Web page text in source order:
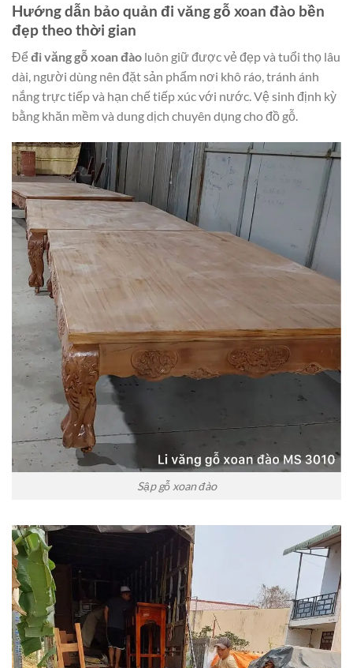
Hướng dẫn bảo quản đi văng gỗ xoan đào bền
đẹp theo thời gian
Để đi văng gỗ xoan đào luôn giữ được vẻ đẹp và tuổi thọ lâu
dài, người dùng nên đặt sản phẩm nơi khô ráo, tránh ánh
nắng trực tiếp và hạn chế tiếp xúc với nước. Vệ sinh định kỳ
bằng khăn mềm và dung dịch chuyên dụng cho đồ gỗ.
Sập gỗ xoan đào